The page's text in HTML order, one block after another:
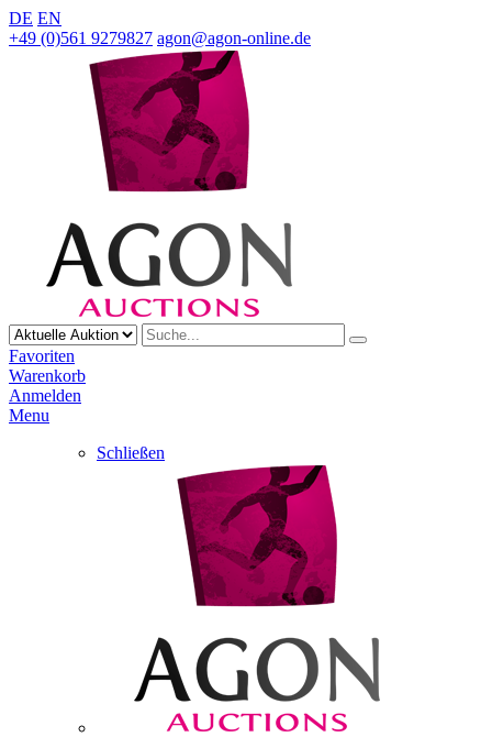
DE EN
+49 (0)561 9279827 agon@agon-online.de
Favoriten
Warenkorb
Anmelden
Menu
Schließen